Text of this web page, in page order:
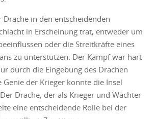
Drache in den entscheidenden
in Erscheinung trat, entweder um
oder die Streitkräfte eines
zu unterstützen. Der Kampf war hart
durch die Eingebung des Drachen
Genie der Krieger konnte die Insel
Drache, der als Krieger und Wächter
eine entscheidende Rolle bei der